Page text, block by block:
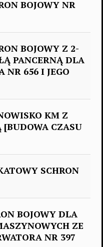
BOJOWY NR
BOJOWY Z 2-
PANCERNĄ DLA
NR 656 I JEGO
KM Z
CZASU
SCHRON
BOJOWY DLA
ZE
NR 397